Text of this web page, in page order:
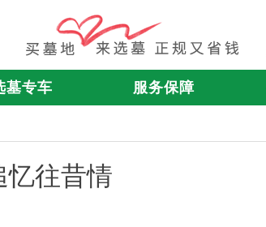
墓专车 服务保障
忆往昔情